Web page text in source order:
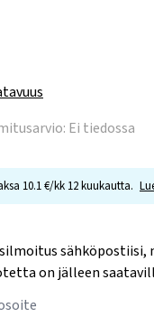
Ei tiedossa
10.1 €/kk 12 kuukautta.
sähköpostiisi,
on jälleen